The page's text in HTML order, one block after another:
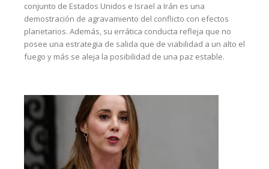
conjunto de Estados Unidos e Israel a Irán es una
demostración de agravamiento del conflicto con efectos
planetarios. Además, su errática conducta refleja que no
posee una estrategia de salida que de viabilidad a un alto el
fuego y más se aleja la posibilidad de una paz estable.